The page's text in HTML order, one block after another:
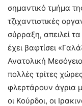
σημαντικό τμήμα
τζιχαντιστικές
σύρραξη, απειλεί
έχει βαφτίσει
Ανατολική
πολλές τρίτες
φλερτάρουν άγρια
οι Κούρδοι, οι